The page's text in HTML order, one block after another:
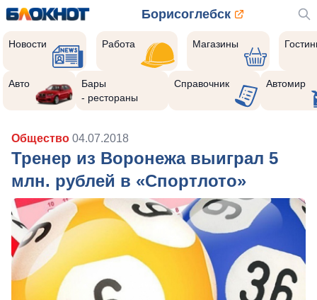
Борисоглебск
Новости Работа Магазины
Авто
Бары
- рестораны
Справочник Автомир
Общество 04.07.2018
Тренер из Воронежа выиграл 5
млн. рублей в «Спортлото»